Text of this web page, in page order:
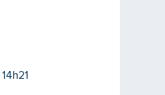
14h21